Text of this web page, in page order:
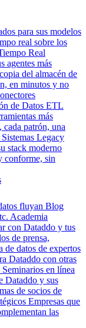
para sus modelos
real sobre los
Real
agentes más
del almacén de
en minutos y no
de Datos ETL
más
cada patrón, una
Legacy
stack moderno
conforme, sin
fluyan Blog
Academia
con Dataddo y tus
de prensa,
de datos de expertos
Dataddo con otras
Seminarios en línea
Dataddo y sus
de socios de
Empresas que
las